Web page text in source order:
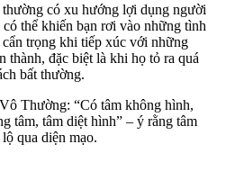
có xu hướng lợi dụng người
thể khiến bạn rơi vào những tình
trọng khi tiếp xúc với những
thành, đặc biệt là khi họ tỏ ra quá
bất thường.
Thường: “Có tâm không hình,
tâm, tâm diệt hình” – ý rằng tâm
qua diện mạo.